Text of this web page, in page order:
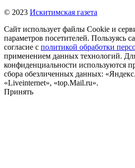
© 2023 Искитимская газета
Сайт использует файлы Cookie и
параметров посетителей. Пользуясь
согласие с политикой обработки
применением данных технологий.
конфиденциальности используются
сбора обезличенных данных:
«Liveinternet», «top.Mail.ru».
Принять